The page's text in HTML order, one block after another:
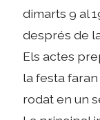
dimarts 9 al
després de
Els actes
la festa
rodat en un